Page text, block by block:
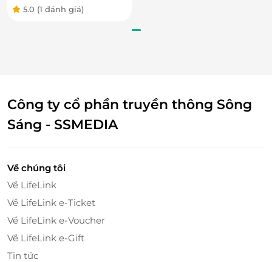
Thưởng thức hải sản tươi ngon
nướng, xào hoặc kết hợp cùng các loại sốt đặc trưng
như bơ tỏi, sa tế, tiêu đen, tiêu xanh hay chanh dây,
5.0 (1 đánh giá)
Công ty cổ phần truyền thông Sông
Sáng - SSMEDIA
Về chúng tôi
Về LifeLink
Về LifeLink e-Ticket
Về LifeLink e-Voucher
Về LifeLink e-Gift
Tin tức